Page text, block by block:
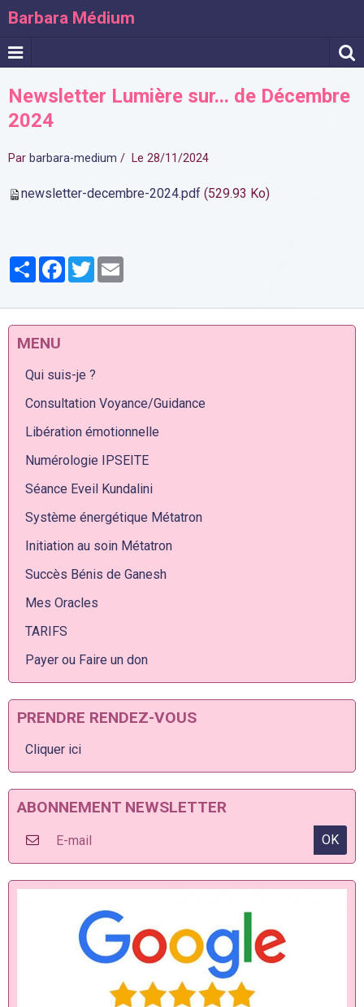
Barbara Médium
Newsletter Lumière sur... de Décembre
2024
Par barbara-medium Le 28/11/2024
newsletter-decembre-2024.pdf (529.93 Ko)
PartagerFacebook
Twitter
MENU
Qui suis-je ?
Consultation Voyance/Guidance
Libération émotionnelle
Numérologie IPSEITE
Séance Eveil Kundalini
Système énergétique Métatron
Initiation au soin Métatron
Succès Bénis de Ganesh
Mes Oracles
TARIFS
Payer ou Faire un don
PRENDRE RENDEZ-VOUS
Cliquer ici
ABONNEMENT NEWSLETTER
OK